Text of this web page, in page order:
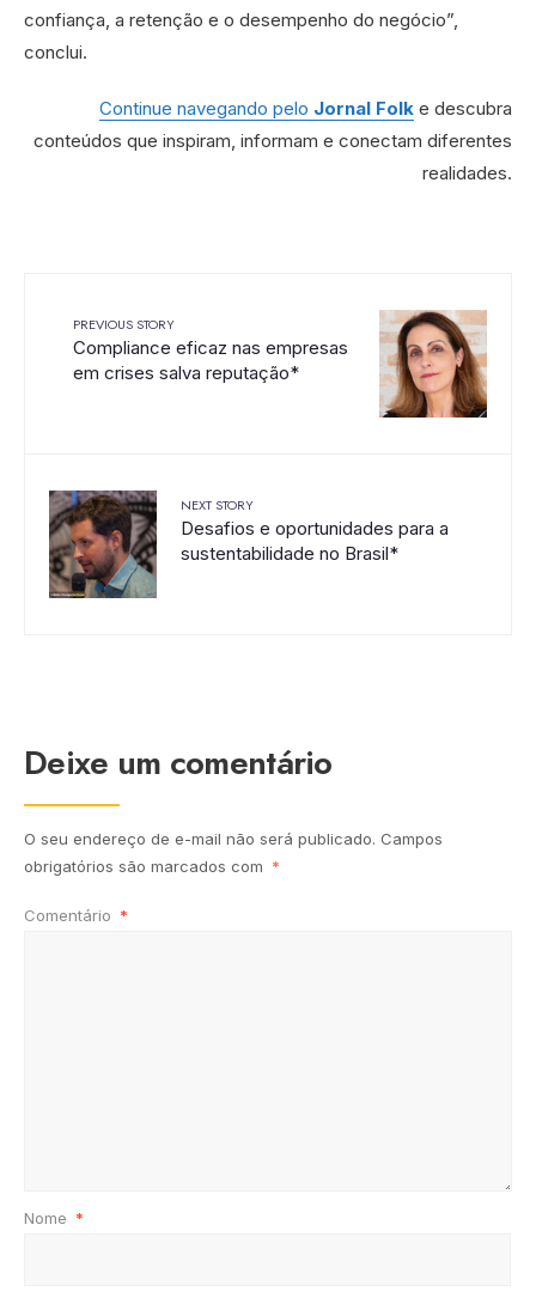
confiança, a retenção e o desempenho do negócio”,
conclui.
Continue navegando pelo Jornal Folk e descubra
conteúdos que inspiram, informam e conectam diferentes
realidades.
PREVIOUS STORY
Compliance eficaz nas empresas
em crises salva reputação*
NEXT STORY
Desafios e oportunidades para a
sustentabilidade no Brasil*
Deixe um comentário
O seu endereço de e-mail não será publicado. Campos
obrigatórios são marcados com *
Comentário *
Nome *